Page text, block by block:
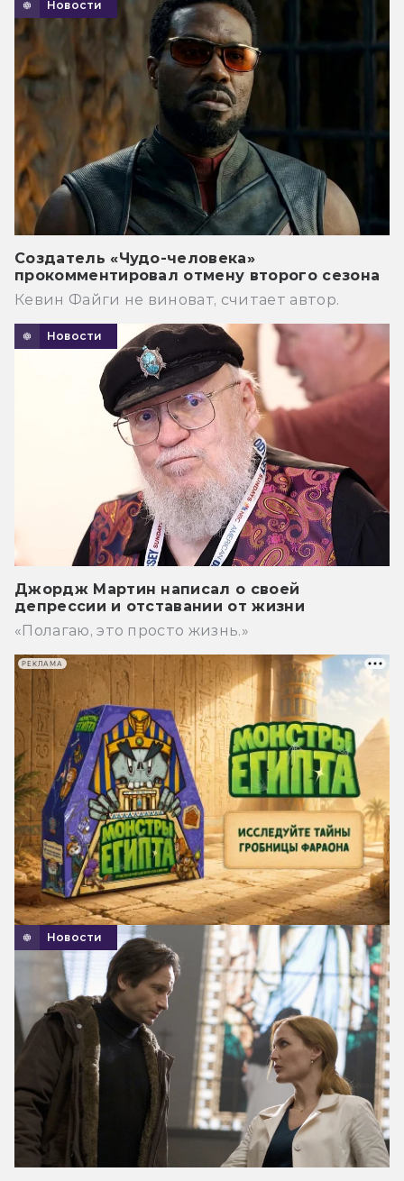
Новости
Создатель «Чудо-человека»
прокомментировал отмену второго сезона
Кевин Файги не виноват, считает автор.
Новости
Джордж Мартин написал о своей
депрессии и отставании от жизни
«Полагаю, это просто жизнь.»
Новости
РЕКЛАМА